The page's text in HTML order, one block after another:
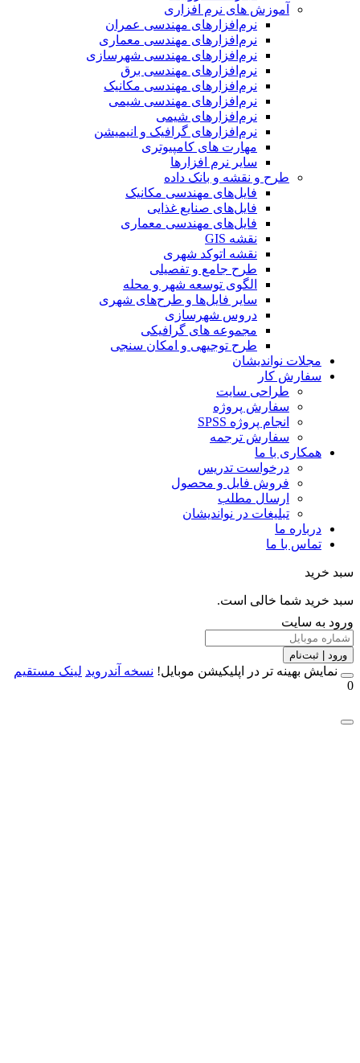
آموزش های نرم افزاری
نرم‌افزارهای مهندسی عمران
نرم‌افزارهای مهندسی معماری
نرم‌افزارهای مهندسی شهرسازی
نرم‌افزارهای مهندسی برق
نرم‌افزارهای مهندسی مکانیک
نرم‌افزارهای مهندسی شیمی
نرم‌افزارهای شیمی
نرم‌افزارهای گرافیک و انیمیشن
مهارت های کامپیوتری
سایر نرم افزارها
طرح و نقشه و بانک داده
فایل‌های مهندسی مکانیک
فایل‌های صنایع غذایی
فایل‌های مهندسی معماری
نقشه GIS
نقشه اتوکد شهری
طرح جامع و تفصیلی
الگوی توسعه شهر و محله
سایر فایل‌ها و طرح‌های شهری
دروس شهرسازی
مجموعه های گرافیکی
طرح توجیهی و امکان سنجی
مجلات نواندیشان
سفارش کار
طراحی سایت
سفارش پروژه
انجام پروژه SPSS
سفارش ترجمه
همکاری با ما
درخواست تدریس
فروش فایل و محصول
ارسال مطلب
تبلیغات در نواندیشان
درباره ما
تماس با ما
خرید شما خالی است.
به سایت
| ثبت‌نام
بهینه تر در اپلیکیشن موبایل!نسخه آندروید لینک مستقیم